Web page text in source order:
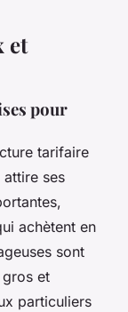
et
pour
tarifaire
ses
achètent en
sont
et
particuliers